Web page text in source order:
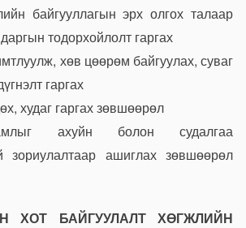
байгууллагын эрх олгох талаар
тодорхойлолт гаргах
хөв цөөрөм байгуулах, суваг
гаргах
худаг гаргах зөвшөөрөл
ахуйн болон судалгаа
зориулалтаар ашиглах зөвшөөрөл
ХОТ БАЙГУУЛАЛТ ХӨГЖЛИЙН